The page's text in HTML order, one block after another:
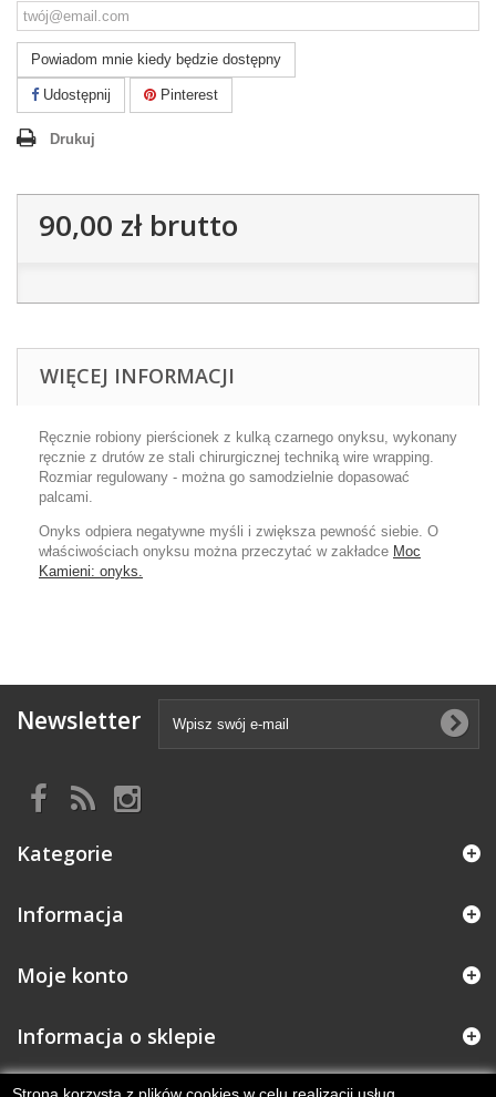
Powiadom mnie kiedy będzie dostępny
Udostępnij Pinterest
Drukuj
90,00 złbrutto
WIĘCEJ INFORMACJI
Ręcznie robiony pierścionek z kulką czarnego onyksu, wykonany
ręcznie z drutów ze stali chirurgicznej techniką wire wrapping.
Rozmiar regulowany - można go samodzielnie dopasować
palcami.
Onyks odpiera negatywne myśli i zwiększa pewność siebie. O
właściwościach onyksu można przeczytać w zakładce Moc
Kamieni: onyks.
Newsletter
Kategorie
Informacja
Moje konto
Informacja o sklepie